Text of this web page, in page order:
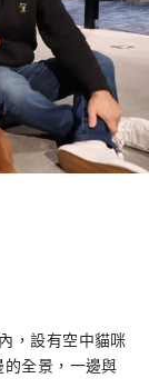
，設有空中貓咪
全景，一邊與